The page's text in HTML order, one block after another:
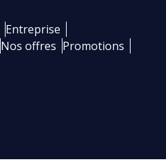
Entreprise
Nos offres Promotions